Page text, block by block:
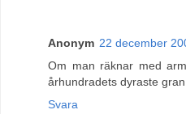
Anonym 22 december
Om man räknar med
århundradets dyraste gran.
Svara